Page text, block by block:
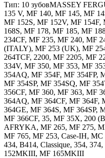
Тип: 10 зубовMASSEY
135 V, MF 140, MF 145, MF
MF 152S, MF 152V, MF
168S, MF 178, MF 185, MF
234CF, MF 235, MF 240, MF
(ITALY), MF 253 (UK), MF
264TCF, 2200, MF 2205, MF
334V, MF 350, MF 353, MF
354AQ, MF 354F, MF 354FP,
MF 354SP, MF 354SQ, MF
356CF, MF 360, MF 363, MF
364AQ, MF 364CF, MF 364F,
364GE, MF 364S, MF 364SP,
MF 366CF, 35, MF 35X, 200
AFRYKA, MF 265, MF 275,
MF 765, MF 253, Case-IH,
434, B414, Classique, 354,
152MKIII, MF 165MKIII